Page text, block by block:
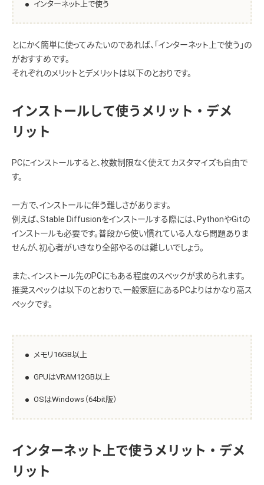
インターネット上で使う
とにかく簡単に使ってみたいのであれば、「インターネット上で使う」の
がおすすめです。
それぞれのメリットとデメリットは以下のとおりです。
インストールして使うメリット・デメ
リット
PCにインストールすると、枚数制限なく使えてカスタマイズも自由で
す。
一方で、インストールに伴う難しさがあります。
例えば、Stable Diffusionをインストールする際には、PythonやGitの
インストールも必要です。普段から使い慣れている人なら問題ありま
せんが、初心者がいきなり全部やるのは難しいでしょう。
また、インストール先のPCにもある程度のスペックが求められます。
推奨スペックは以下のとおりで、一般家庭にあるPCよりはかなり高ス
ペックです。
メモリ16GB以上
GPUはVRAM12GB以上
OSはWindows（64bit版）
インターネット上で使うメリット・デメ
リット